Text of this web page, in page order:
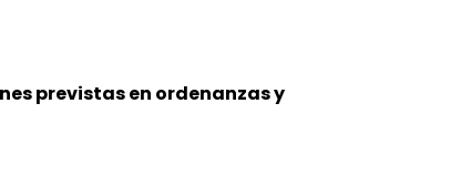
previstas en ordenanzas y